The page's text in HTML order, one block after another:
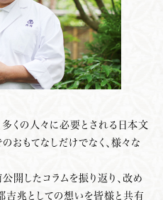
くの人々に必要とされる日本文
おもてなしだけでなく、様々な
開したコラムを振り返り、改め
吉兆としての想いを皆様と共有